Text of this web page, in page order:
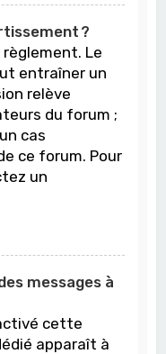
?
Le
entraîner un
relève
du forum ;
cas
ce forum. Pour
un
messages à
cette
apparaît à